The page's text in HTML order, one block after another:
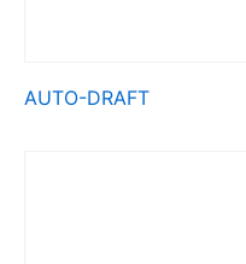
AUTO-DRAFT